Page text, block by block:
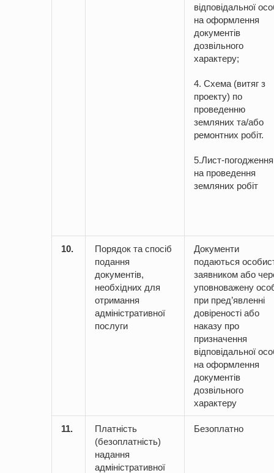
відповідальної
на оформлення
документів
дозвільного
характеру;
4. Схема (витяг з
проекту) по
проведенню
земляних та/або
ремонтних робіт.
5.Лист-погодження
на проведення
земляних робіт
10.
Порядок та спосіб
подання
документів,
необхідних для
отримання
адміністративної
послуги
Документи
подаються
заявником або
уповноважену
при пред’явленні
довіреності або
наказу про
призначення
відповідальної
на оформлення
документів
дозвільного
характеру
11.
Платність
(безоплатність)
надання
адміністративної
Безоплатно